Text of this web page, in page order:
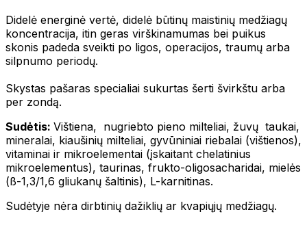
Didelė energinė vertė, didelė būtinų maistinių medžiagų
koncentracija, itin geras virškinamumas bei puikus
skonis padeda sveikti po ligos, operacijos, traumų arba
silpnumo periodų.
Skystas pašaras specialiai sukurtas šerti švirkštu arba
per zondą.
Sudėtis: Vištiena, nugriebto pieno milteliai, žuvų taukai,
mineralai, kiaušinių milteliai, gyvūniniai riebalai (vištienos),
vitaminai ir mikroelementai (įskaitant chelatinius
mikroelementus), taurinas, frukto-oligosacharidai, mielės
(ß-1,3/1,6 gliukanų šaltinis), L-karnitinas.
Sudėtyje nėra dirbtinių dažiklių ar kvapiųjų medžiagų.